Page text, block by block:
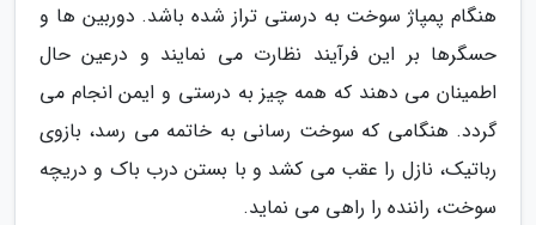
هنگام پمپاژ سوخت به درستی تراز شده باشد. دوربین ها و
حسگرها بر این فرآیند نظارت می نمایند و درعین حال
اطمینان می دهند که همه چیز به درستی و ایمن انجام می
گردد. هنگامی که سوخت رسانی به خاتمه می رسد، بازوی
رباتیک، نازل را عقب می کشد و با بستن درب باک و دریچه
سوخت، راننده را راهی می نماید.